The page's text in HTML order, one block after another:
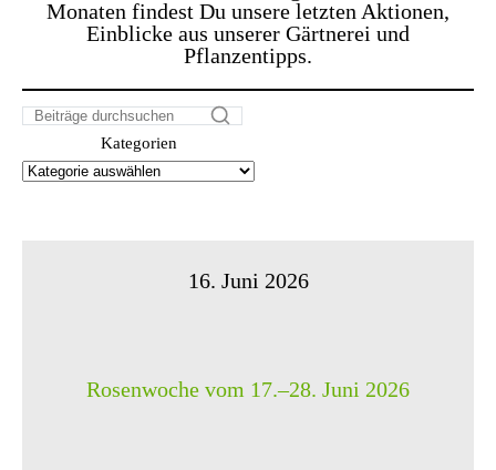
Monaten findest Du unsere letzten Aktionen,
Einblicke aus unserer Gärtnerei und
Pflanzentipps.
Kategorien
16. Juni 2026
Rosenwoche vom 17.–28. Juni 2026